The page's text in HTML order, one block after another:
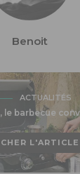
Benoit
ACTUALITÉS
le barbecue
L'ARTICLE